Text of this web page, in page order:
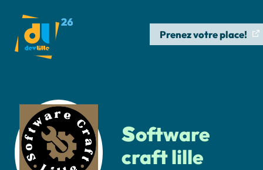
Prenez votre place!
software
craft lille